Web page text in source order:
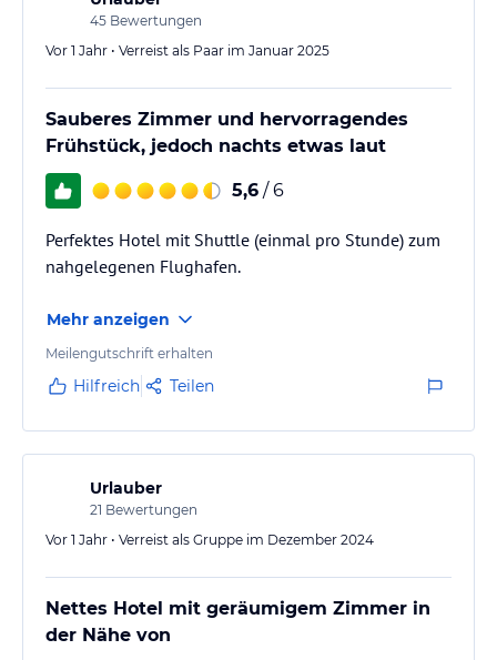
45 Bewertungen
Vor 1 Jahr • Verreist als Paar im Januar 2025
Sauberes Zimmer und hervorragendes
Frühstück, jedoch nachts etwas laut
5,6 / 6
Perfektes Hotel mit Shuttle (einmal pro Stunde) zum
nahgelegenen Flughafen.
Mehr anzeigen
Meilengutschrift erhalten
Hilfreich Teilen
Urlauber
21 Bewertungen
Vor 1 Jahr • Verreist als Gruppe im Dezember 2024
Nettes Hotel mit geräumigem Zimmer in
der Nähe von